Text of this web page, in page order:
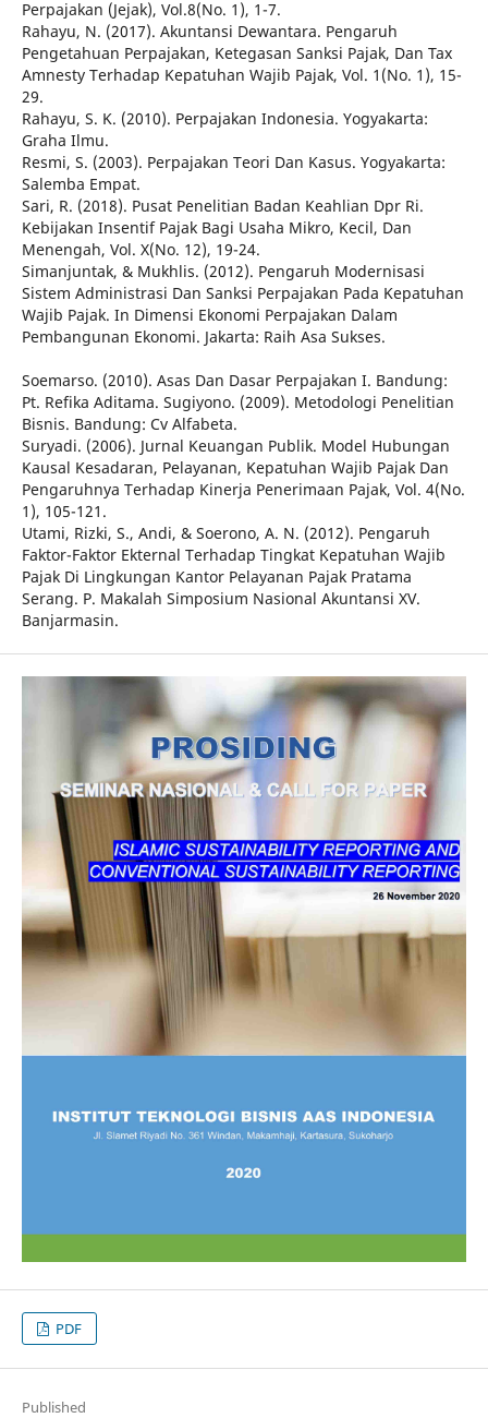
Perpajakan (Jejak), Vol.8(No. 1), 1-7.
Rahayu, N. (2017). Akuntansi Dewantara. Pengaruh
Pengetahuan Perpajakan, Ketegasan Sanksi Pajak, Dan Tax
Amnesty Terhadap Kepatuhan Wajib Pajak, Vol. 1(No. 1), 15-
29.
Rahayu, S. K. (2010). Perpajakan Indonesia. Yogyakarta:
Graha Ilmu.
Resmi, S. (2003). Perpajakan Teori Dan Kasus. Yogyakarta:
Salemba Empat.
Sari, R. (2018). Pusat Penelitian Badan Keahlian Dpr Ri.
Kebijakan Insentif Pajak Bagi Usaha Mikro, Kecil, Dan
Menengah, Vol. X(No. 12), 19-24.
Simanjuntak, & Mukhlis. (2012). Pengaruh Modernisasi
Sistem Administrasi Dan Sanksi Perpajakan Pada Kepatuhan
Wajib Pajak. In Dimensi Ekonomi Perpajakan Dalam
Pembangunan Ekonomi. Jakarta: Raih Asa Sukses.
Soemarso. (2010). Asas Dan Dasar Perpajakan I. Bandung:
Pt. Refika Aditama. Sugiyono. (2009). Metodologi Penelitian
Bisnis. Bandung: Cv Alfabeta.
Suryadi. (2006). Jurnal Keuangan Publik. Model Hubungan
Kausal Kesadaran, Pelayanan, Kepatuhan Wajib Pajak Dan
Pengaruhnya Terhadap Kinerja Penerimaan Pajak, Vol. 4(No.
1), 105-121.
Utami, Rizki, S., Andi, & Soerono, A. N. (2012). Pengaruh
Faktor-Faktor Ekternal Terhadap Tingkat Kepatuhan Wajib
Pajak Di Lingkungan Kantor Pelayanan Pajak Pratama
Serang. P. Makalah Simposium Nasional Akuntansi XV.
Banjarmasin.
PDF
Published